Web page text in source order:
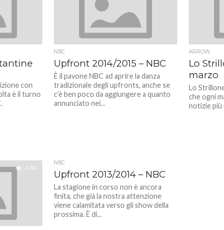
con
è il turno
NBC
Upfront 2014/2015 – NBC
È il pavone NBC ad aprire la danza
tradizionale degli upfronts, anche se
c’è ben poco da aggiungere a quanto
annunciato nei...
ARROW
Lo
marzo
Lo
che ogni
notizie più
4.8K
NBC
Upfront 2013/2014 – NBC
La stagione in corso non è ancora
finita, che già la nostra attenzione
viene calamitata verso gli show della
prossima. È di...